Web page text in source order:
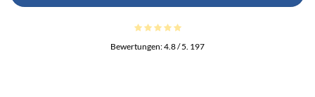
Bewertungen:4.8/ 5. 197